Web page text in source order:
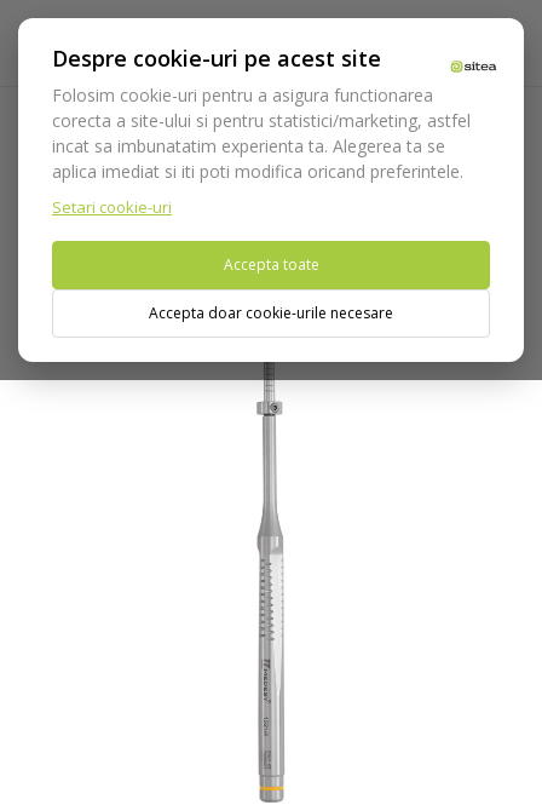
Despre cookie-uri pe acest site
Folosim cookie-uri pentru a asigura functionarea
corecta a site-ului si pentru statistici/marketing, astfel
incat sa imbunatatim experienta ta. Alegerea ta se
aplica imediat si iti poti modifica oricand preferintele.
Setari cookie-uri
Accepta toate
Accepta doar cookie-urile necesare
Acasa Instrumentar
Chirurgie si implantologie
Osteotoame
Osteotom convex cod 1321/4
Nu puteti plasa comenzi din tara din care accesati website-ul